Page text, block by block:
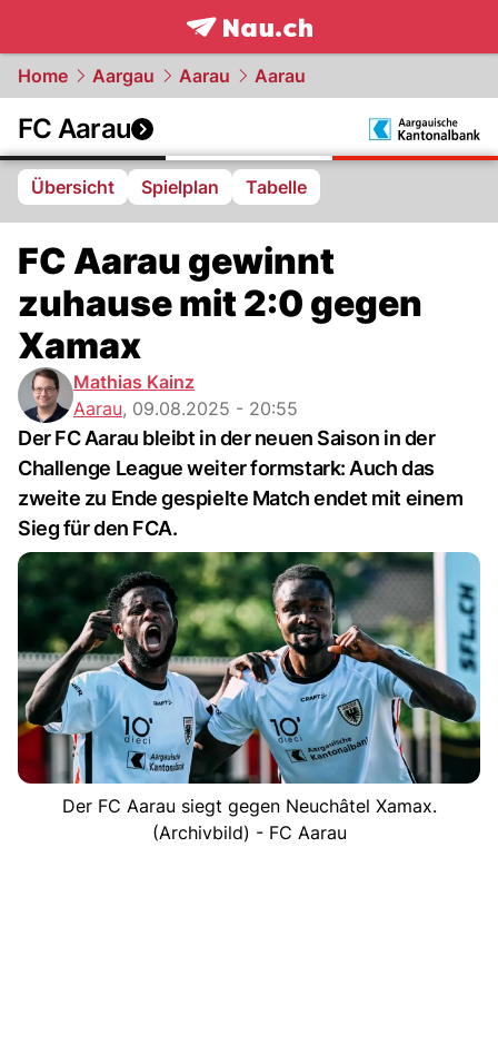
frontpage.NAU.ch
Home Aargau Aarau Aarau
FC Aarau
Übersicht Spielplan Tabelle
FC Aarau gewinnt
zuhause mit 2:0 gegen
Xamax
Mathias Kainz
Aarau, 09.08.2025 - 20:55
Der FC Aarau bleibt in der neuen Saison in der
Challenge League weiter formstark: Auch das
zweite zu Ende gespielte Match endet mit einem
Sieg für den FCA.
Der FC Aarau siegt gegen Neuchâtel Xamax.
(Archivbild) - FC Aarau